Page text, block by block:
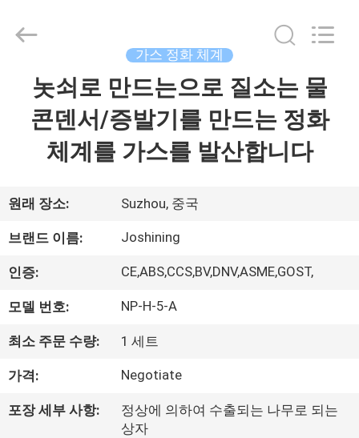
우
리
에
것
JoShining
Reserved.
가스 정화 체계
놋쇠로 만드는으로 질소는 물
콘덴서/증발기를 만드는 정화
체계를 가스를 발산합니다
원래 장소: Suzhou, 중국
브랜드 이름: Joshining
인증: CE,ABS,CCS,BV,DNV,ASME,GOST,
모델 번호: NP-H-5-A
최소 주문 수량: 1 세트
가격: Negotiate
포장 세부 사항:
정상에 의하여 수출되는 나무로 되는
상자